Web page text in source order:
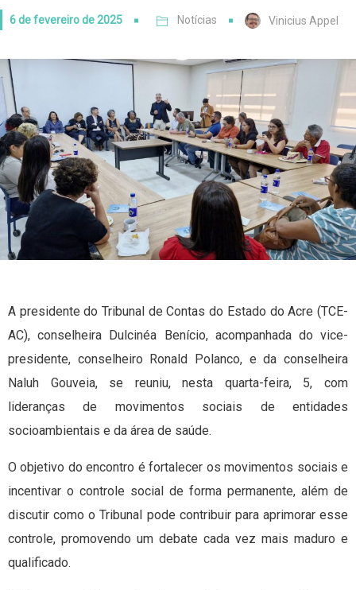
6 de fevereiro de 2025 Notícias Vinicius Appel
A presidente do Tribunal de Contas do Estado do Acre (TCE-
AC), conselheira Dulcinéa Benício, acompanhada do vice-
presidente, conselheiro Ronald Polanco, e da conselheira
Naluh Gouveia, se reuniu, nesta quarta-feira, 5, com
lideranças de movimentos sociais de entidades
socioambientais e da área de saúde.
O objetivo do encontro é fortalecer os movimentos sociais e
incentivar o controle social de forma permanente, além de
discutir como o Tribunal pode contribuir para aprimorar esse
controle, promovendo um debate cada vez mais maduro e
qualificado.